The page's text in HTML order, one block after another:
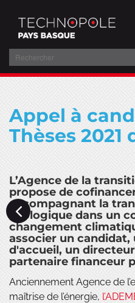
contenu
Rechercher
Appel à
Thèses 2021
L’Agence de la
propose de
accompagnant la
écologique dans un
changement
associer un candidat,
d'accueil, un
partenaire financeur
Anciennement Agence de
maîtrise de l’énergie,